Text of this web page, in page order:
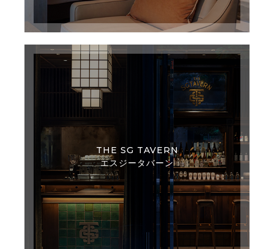
THE SG TAVERN
エスジータバーン